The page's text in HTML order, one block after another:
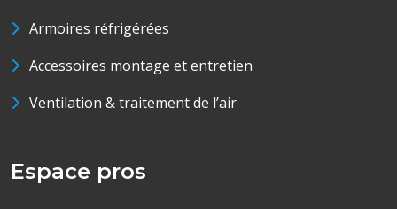
Armoires réfrigérées
Accessoires montage et entretien
Ventilation & traitement de l’air
Espace pros